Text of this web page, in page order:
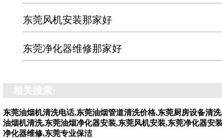
东莞风机安装那家好
东莞净化器维修那家好
相关搜索:
东莞油烟机清洗电话,东莞油烟管道清洗价格,东莞厨房设备清
油烟机清洗,东莞油烟净化器安装,东莞风机安装,东莞净化器安
净化器维修,东莞专业保洁